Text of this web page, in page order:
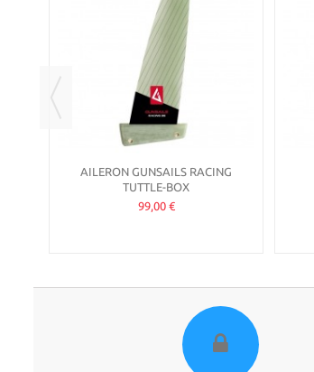
AILERON GUNSAILS RACING
TUTTLE-BOX
99,00 €